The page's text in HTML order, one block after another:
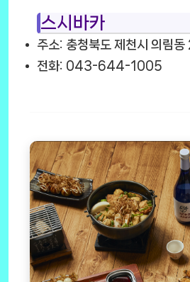
스시바카
주소: 충청북도 제천시 의림
전화: 043-644-1005